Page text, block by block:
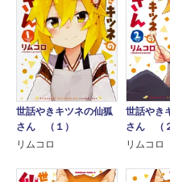
世話やきキツネの仙狐
さん （１）
リムコロ
世話やき
さん （２
リムコロ